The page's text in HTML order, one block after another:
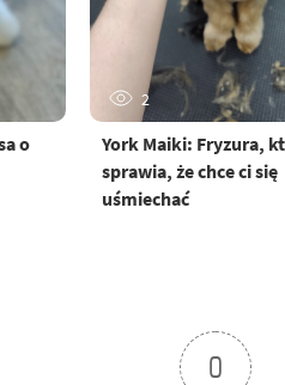
o
2
York Maiki: Fryzura,
sprawia, że chce ci się
uśmiechać
0